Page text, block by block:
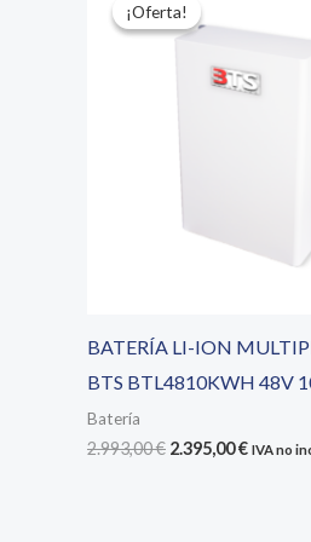
¡Oferta!
¡Oferta!
BATERÍA LI-ION
BTS BTL4810KWH 48V
Batería
2.993,00€ El
2.395,00€ElIVA no